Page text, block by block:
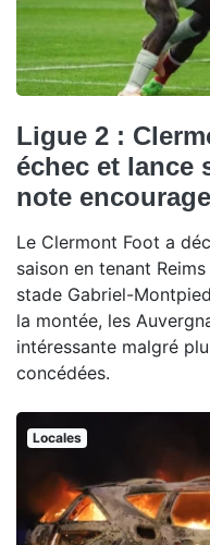
Ligue 2 :
échec et lance
note
Le Clermont Foot a
saison en tenant
stade Gabriel-
la montée, les
intéressante malgré
concédées.
Locales